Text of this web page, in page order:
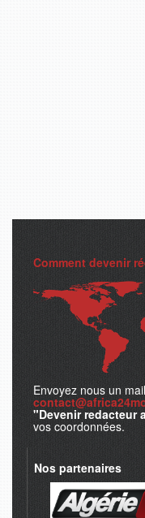
Comment devenir
Envoyez nous un
"Devenir redacteur
vos coordonnées.
Nos partenaires